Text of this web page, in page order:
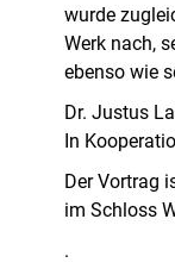
wurde
Werk nach,
ebenso wie
Dr. Justus
In
Der Vortrag
im Schloss
.